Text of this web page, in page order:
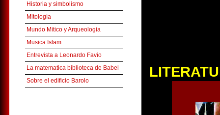
Historia y simbolismo
Mitología
Mundo Mitico y Arqueologia
Musica Islam
Entrevista a Leonardo Favio
La matematica biblioteca de Babel
Sobre el edificio Barolo